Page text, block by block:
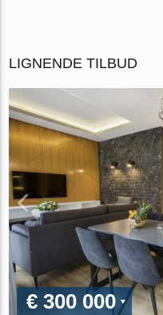
LIGNENDE TILBUD
€ 300 000